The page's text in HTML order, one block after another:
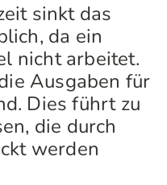
sinkt das
da ein
nicht arbeitet.
Ausgaben für
Dies führt zu
die durch
werden